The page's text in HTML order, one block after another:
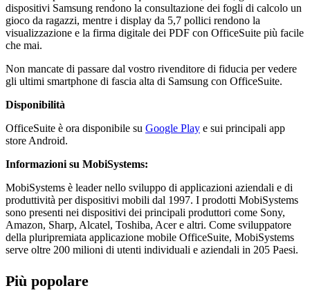
dispositivi Samsung rendono la consultazione dei fogli di calcolo un
gioco da ragazzi, mentre i display da 5,7 pollici rendono la
visualizzazione e la firma digitale dei PDF con OfficeSuite più facile
che mai.
Non mancate di passare dal vostro rivenditore di fiducia per vedere
gli ultimi smartphone di fascia alta di Samsung con OfficeSuite.
Disponibilità
OfficeSuite è ora disponibile su Google Play e sui principali app
store Android.
Informazioni su MobiSystems:
MobiSystems è leader nello sviluppo di applicazioni aziendali e di
produttività per dispositivi mobili dal 1997. I prodotti MobiSystems
sono presenti nei dispositivi dei principali produttori come Sony,
Amazon, Sharp, Alcatel, Toshiba, Acer e altri. Come sviluppatore
della pluripremiata applicazione mobile OfficeSuite, MobiSystems
serve oltre 200 milioni di utenti individuali e aziendali in 205 Paesi.
Più popolare